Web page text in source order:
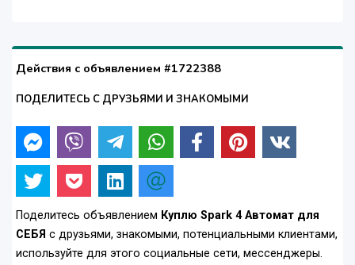
Действия с объявлением #1722388
ПОДЕЛИТЕСЬ С ДРУЗЬЯМИ И ЗНАКОМЫМИ
Поделитесь объявлением Куплю Spark 4 Автомат для
СЕБЯ с друзьями, знакомыми, потенциальными клиентами,
используйте для этого социальные сети, мессенджеры.